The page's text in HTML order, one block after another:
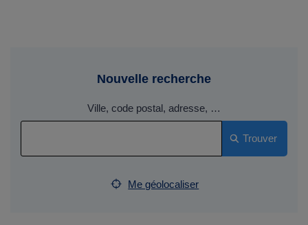
Nouvelle recherche
Ville, code postal, adresse, …
Trouver
Me géolocaliser